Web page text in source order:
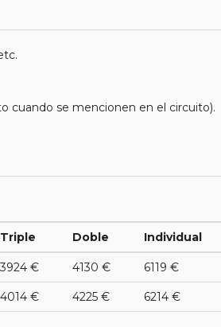
cuando se mencionen en el circuito).
Triple Doble Individual
3924 € 4130 € 6119 €
4014 € 4225 € 6214 €